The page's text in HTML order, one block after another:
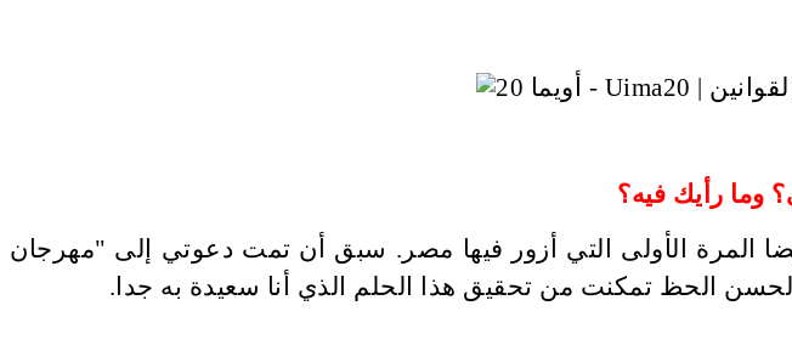
وما رأيك فيه؟
المرة الأولى التي أزور فيها مصر. سبق أن تمت دعوتي إلى "مهرجان
الحظ تمكنت من تحقيق هذا الحلم الذي أنا سعيدة به جدا .